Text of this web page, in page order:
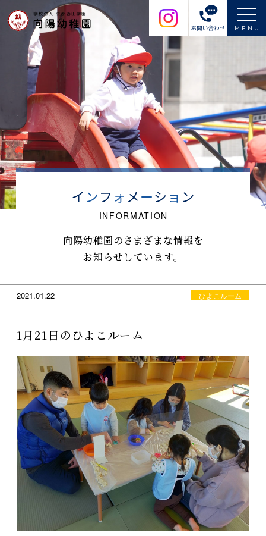
MENU
向陽幼稚園のさまざまな情報を
お知らせしています。
1月21日のひよこルーム
2021.01.22 ひよこルーム